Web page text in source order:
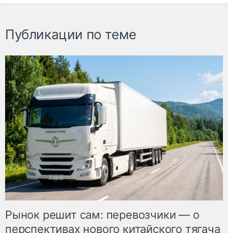
Публикации по теме
Рынок решит сам: перевозчики — о
перспективах нового китайского тягача